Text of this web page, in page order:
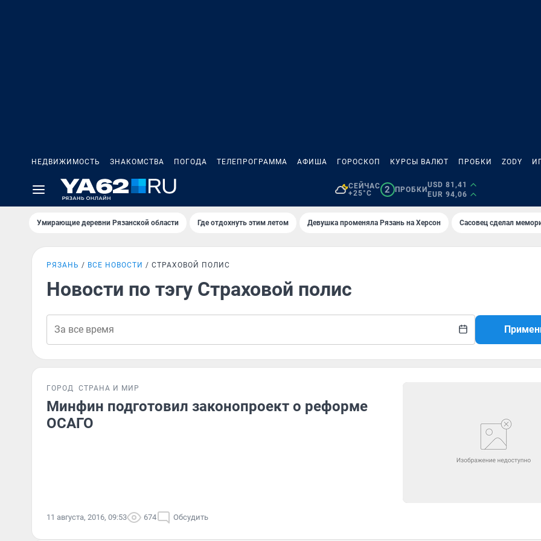
НЕДВИЖИМОСТЬ ЗНАКОМСТВА ПОГОДА ТЕЛЕПРОГРАММА АФИША ГОРОСКОП КУРСЫ ВАЛЮТ ПРОБКИ ZODY
СЕЙЧАС
+25°C
2 ПРОБКИ
USD 81,41
EUR 94,06
Умирающие деревни Рязанской области Где отдохнуть этим летом Девушка променяла Рязань на Херсон Сасовец сделал
РЯЗАНЬ ВСЕ НОВОСТИ СТРАХОВОЙ ПОЛИС
Новости по тэгу Страховой полис
ГОРОД СТРАНА И МИР
Минфин подготовил законопроект о реформе
ОСАГО
11 августа, 2016, 09:53 674 Обсудить